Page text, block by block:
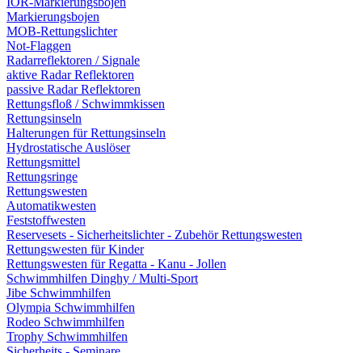
Markierungsbojen
MOB-Rettungslichter
Not-Flaggen
Radarreflektoren / Signale
aktive Radar Reflektoren
passive Radar Reflektoren
Rettungsfloß / Schwimmkissen
Rettungsinseln
Halterungen für Rettungsinseln
Hydrostatische Auslöser
Rettungsmittel
Rettungsringe
Rettungswesten
Automatikwesten
Feststoffwesten
Reservesets - Sicherheitslichter - Zubehör Rettungswesten
Rettungswesten für Kinder
Rettungswesten für Regatta - Kanu - Jollen
Schwimmhilfen Dinghy / Multi-Sport
Jibe Schwimmhilfen
Olympia Schwimmhilfen
Rodeo Schwimmhilfen
Trophy Schwimmhilfen